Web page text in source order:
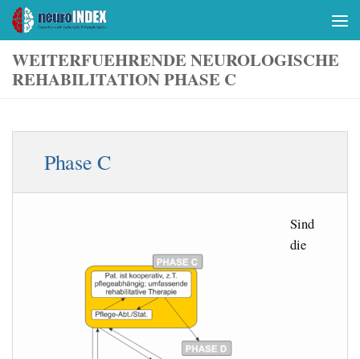
Skip to content
WEITERFUEHRENDE NEUROLOGISCHE
REHABILITATION PHASE C
Phase C
Sind
die